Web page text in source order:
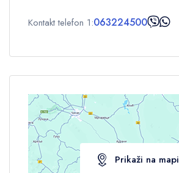
Kontakt telefon 1:063224500
Prikaži na mapi